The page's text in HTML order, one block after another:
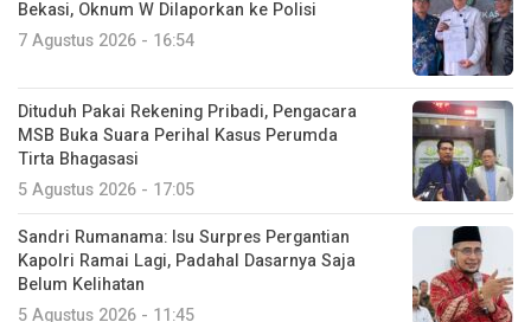
Bekasi, Oknum W Dilaporkan ke Polisi
7 Agustus 2026 - 16:54
Dituduh Pakai Rekening Pribadi, Pengacara
MSB Buka Suara Perihal Kasus Perumda
Tirta Bhagasasi
5 Agustus 2026 - 17:05
Sandri Rumanama: Isu Surpres Pergantian
Kapolri Ramai Lagi, Padahal Dasarnya Saja
Belum Kelihatan
5 Agustus 2026 - 11:45